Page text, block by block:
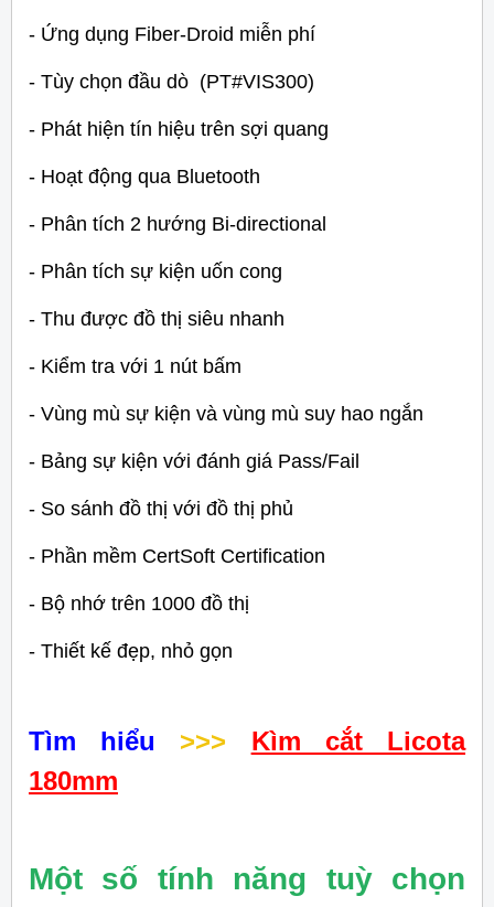
- Ứng dụng Fiber-Droid miễn phí
- Tùy chọn đầu dò (PT#VIS300)
- Phát hiện tín hiệu trên sợi quang
- Hoạt động qua Bluetooth
- Phân tích 2 hướng Bi-directional
- Phân tích sự kiện uốn cong
- Thu được đồ thị siêu nhanh
- Kiểm tra với 1 nút bấm
- Vùng mù sự kiện và vùng mù suy hao ngắn
- Bảng sự kiện với đánh giá Pass/Fail
- So sánh đồ thị với đồ thị phủ
- Phần mềm CertSoft Certification
- Bộ nhớ trên 1000 đồ thị
- Thiết kế đẹp, nhỏ gọn
Tìm hiểu >>>
Kìm cắt Licota
180mm
Một số tính năng tuỳ chọn